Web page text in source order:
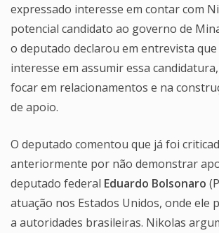
expressado interesse em contar com
potencial candidato ao governo de
o deputado declarou em entrevista
interesse em assumir essa
focar em relacionamentos e na
de apoio.
O deputado comentou que já foi
anteriormente por não demonstrar
deputado federal Eduardo Bolsonaro
atuação nos Estados Unidos, onde ele
a autoridades brasileiras. Nikolas